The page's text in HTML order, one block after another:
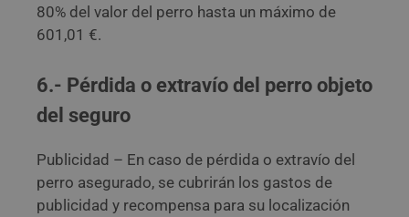
80% del valor del perro hasta un máximo de
601,01 €.
6.- Pérdida o extravío del perro objeto
del seguro
Publicidad – En caso de pérdida o extravío del
perro asegurado, se cubrirán los gastos de
publicidad y recompensa para su localización